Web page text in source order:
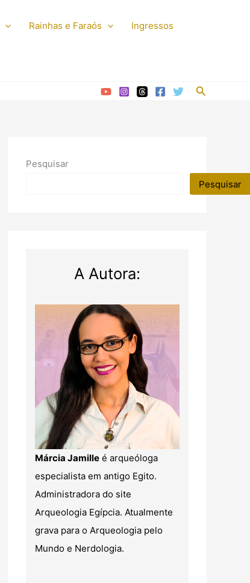
Rainhas e Faraós Ingressos
Pesquisar
Pesquisar
Pesquisar
A Autora:
Márcia Jamille é arqueóloga
especialista em antigo Egito.
Administradora do site
Arqueologia Egípcia. Atualmente
grava para o Arqueologia pelo
Mundo e Nerdologia.